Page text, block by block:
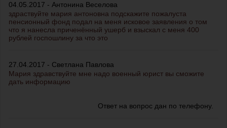
04.05.2017 - Антонина Веселова
здраствуйте мария антоновна подскажите пожалуста
пенсионный фонд подал на меня исковое заявления о том
что я нанесла приченённый ушерб и взыскал с меня 400
рублей госпошлину за что это
27.04.2017 - Светлана Павлова
Мария здравствуйте мне надо военный юрист вы сможите
дать информацию
Ответ на вопрос дан по телефону.